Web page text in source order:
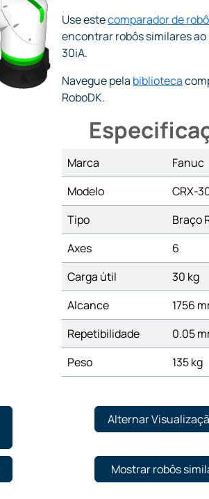
Use estecomparador de
encontrar robôs similares ao
30iA.
Navegue pela biblioteca
RoboDK.
Marca
Fanuc
Modelo
CRX-
Tipo
Braço
Axes
6
Carga útil
30 kg
Alcance
1756
Repetibilidade
0.05
Peso
135 kg
Alternar
Mostrar robôs